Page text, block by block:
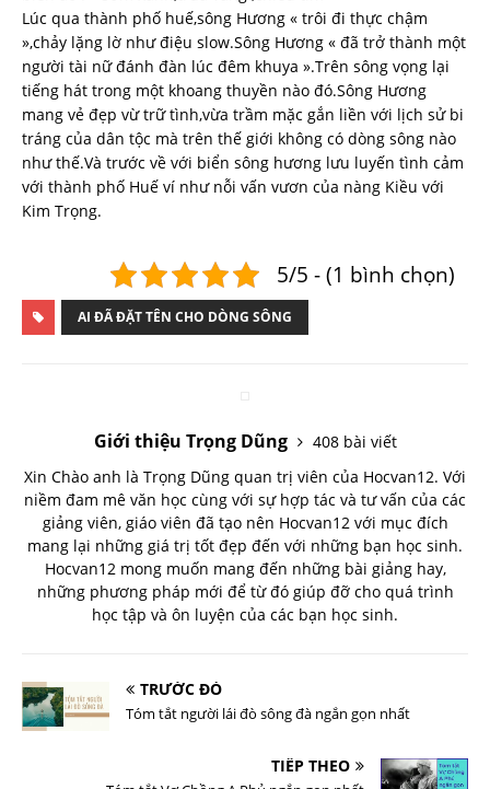
Lúc qua thành phố huế,sông Hương « trôi đi thực chậm
»,chảy lặng lờ như điệu slow.Sông Hương « đã trở thành một
người tài nữ đánh đàn lúc đêm khuya ».Trên sông vọng lại
tiếng hát trong một khoang thuyền nào đó.Sông Hương
mang vẻ đẹp vừ trữ tình,vừa trầm mặc gắn liền với lịch sử bi
tráng của dân tộc mà trên thế giới không có dòng sông nào
như thế.Và trước về với biển sông hương lưu luyến tình cảm
với thành phố Huế ví như nỗi vấn vươn của nàng Kiều với
Kim Trọng.
5/5 - (1 bình chọn)
AI ĐÃ ĐẶT TÊN CHO DÒNG SÔNG
Giới thiệu Trọng Dũng
408 bài viết
Xin Chào anh là Trọng Dũng quan trị viên của Hocvan12. Với
niềm đam mê văn học cùng với sự hợp tác và tư vấn của các
giảng viên, giáo viên đã tạo nên Hocvan12 với mục đích
mang lại những giá trị tốt đẹp đến với những bạn học sinh.
Hocvan12 mong muốn mang đến những bài giảng hay,
những phương pháp mới để từ đó giúp đỡ cho quá trình
học tập và ôn luyện của các bạn học sinh.
TRƯỚC ĐÓ
Tóm tắt người lái đò sông đà ngắn gọn nhất
TIẾP THEO